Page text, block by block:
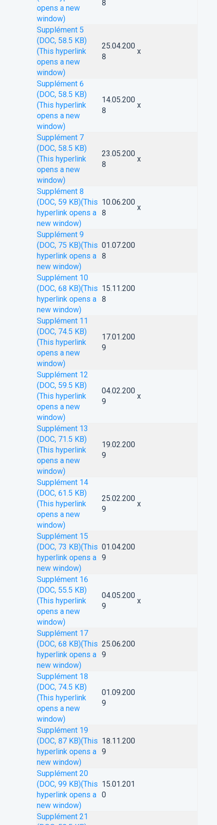
opens a new
window)
8
Supplément 5
(DOC, 58.5 KB)
(This hyperlink
opens a new
window)
25.04.200
8
x
Supplément 6
(DOC, 58.5 KB)
(This hyperlink
opens a new
window)
14.05.200
8
x
Supplément 7
(DOC, 58.5 KB)
(This hyperlink
opens a new
window)
23.05.200
8
x
Supplément 8
(DOC, 59 KB)(This
hyperlink opens a
new window)
10.06.200
8
x
Supplément 9
(DOC, 75 KB)(This
hyperlink opens a
new window)
01.07.200
8
Supplément 10
(DOC, 68 KB)(This
hyperlink opens a
new window)
15.11.200
8
Supplément 11
(DOC, 74.5 KB)
(This hyperlink
opens a new
window)
17.01.200
9
Supplément 12
(DOC, 59.5 KB)
(This hyperlink
opens a new
window)
04.02.200
9
x
Supplément 13
(DOC, 71.5 KB)
(This hyperlink
opens a new
window)
19.02.200
9
Supplément 14
(DOC, 61.5 KB)
(This hyperlink
opens a new
window)
25.02.200
9
x
Supplément 15
(DOC, 73 KB)(This
hyperlink opens a
new window)
01.04.200
9
Supplément 16
(DOC, 55.5 KB)
(This hyperlink
opens a new
window)
04.05.200
9
x
Supplément 17
(DOC, 68 KB)(This
hyperlink opens a
new window)
25.06.200
9
Supplément 18
(DOC, 74.5 KB)
(This hyperlink
opens a new
window)
01.09.200
9
Supplément 19
(DOC, 87 KB)(This
hyperlink opens a
new window)
18.11.200
9
Supplément 20
(DOC, 99 KB)(This
hyperlink opens a
new window)
15.01.201
0
Supplément 21